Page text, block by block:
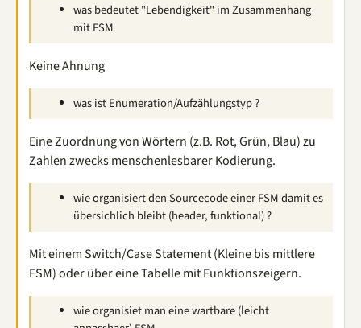
was bedeutet "Lebendigkeit" im Zusammenhang
mit FSM
Keine Ahnung
was ist Enumeration/Aufzählungstyp ?
Eine Zuordnung von Wörtern (z.B. Rot, Grün, Blau) zu
Zahlen zwecks menschenlesbarer Kodierung.
wie organisiert den Sourcecode einer FSM damit es
übersichlich bleibt (header, funktional) ?
Mit einem Switch/Case Statement (Kleine bis mittlere
FSM) oder über eine Tabelle mit Funktionszeigern.
wie organisiet man eine wartbare (leicht